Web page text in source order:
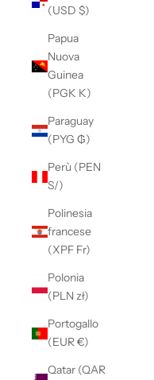
(USD $)
Papua
Nuova
Guinea
(PGK K)
Paraguay
(PYG ₲)
Perù (PEN
S/)
Polinesia
francese
(XPF Fr)
Polonia
(PLN zł)
Portogallo
(EUR €)
Qatar (QAR